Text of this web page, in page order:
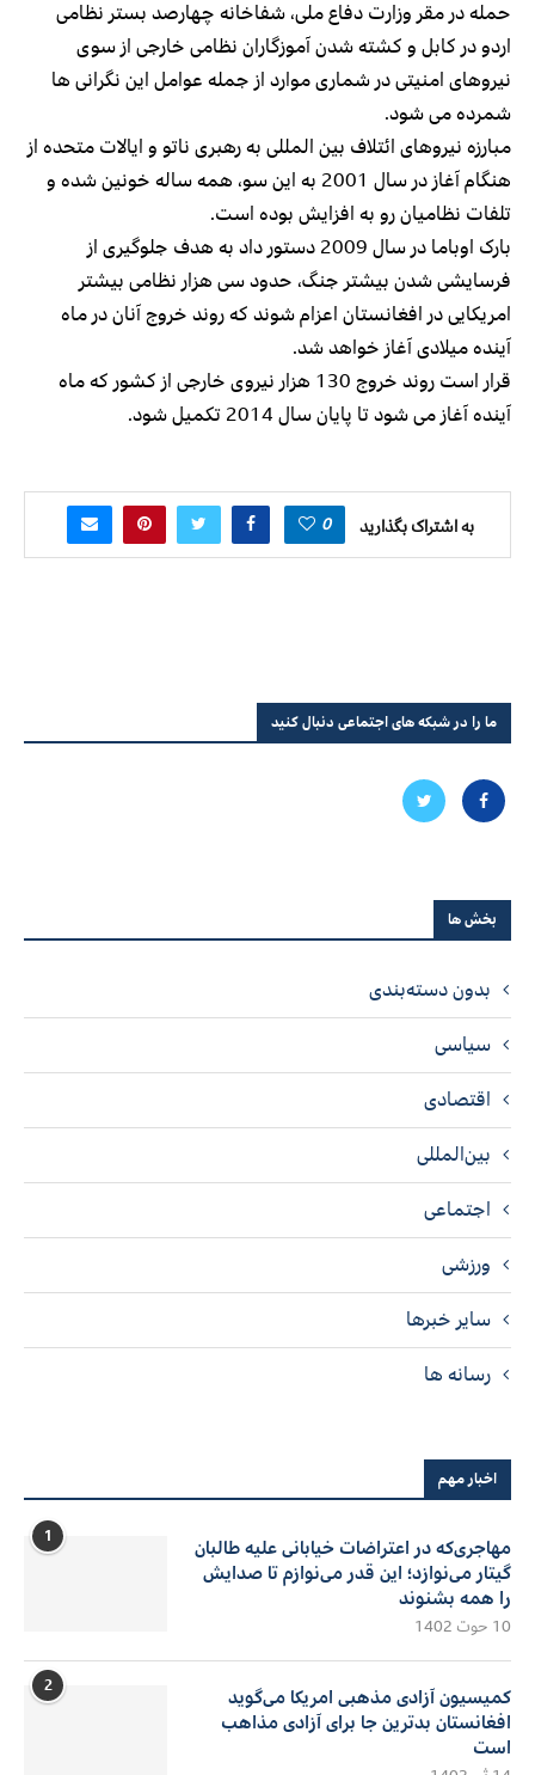
حمله در مقر وزارت دفاع ملی، شفاخانه چهارصد بستر نظامی
اردو در کابل و کشته شدن آموزگاران نظامی خارجی از سوی
نیروهای امنیتی در شماری موارد از جمله عوامل این نگرانی ها
شمرده می شود.
مبارزه نیروهای ائتلاف بین المللی به رهبری ناتو و ایالات متحده از
هنگام آغاز در سال 2001 به این سو، همه ساله خونین شده و
تلفات نظامیان رو به افزایش بوده است.
بارک اوباما در سال 2009 دستور داد به هدف جلوگیری از
فرسایشی شدن بیشتر جنگ، حدود سی هزار نظامی بیشتر
امریکایی در افغانستان اعزام شوند که روند خروج آنان در ماه
آینده میلادی آغاز خواهد شد.
قرار است روند خروج 130 هزار نیروی خارجی از کشور که ماه
آینده آغاز می شود تا پایان سال 2014 تکمیل شود.
به اشتراک بگذارید 0
ما را در شبکه های اجتماعی دنبال کنید
بخش ها
بدون دسته‌بندی
سیاسی
اقتصادی
بین‌المللی
اجتماعی
ورزشی
سایر خبرها
رسانه ها
اخبار مهم
1
مهاجری‌که در اعتراضات خیابانی علیه طالبان
گیتار می‌نوازد؛ این قدر می‌نوازم تا صدایش
را همه بشنوند
10 حوت 1402
2
کمیسیون آزادی مذهبی امریکا می‌گوید
افغانستان بدترین جا برای آزادی مذاهب
است